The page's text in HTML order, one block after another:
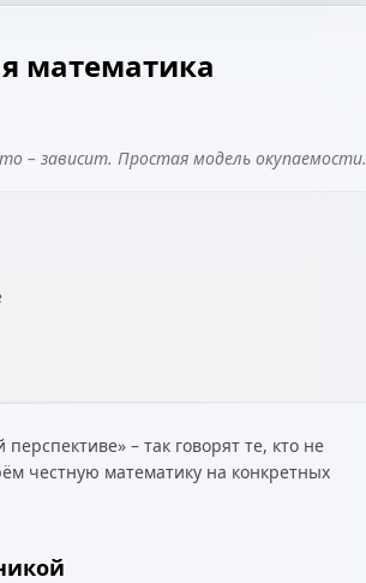
математика
– зависит. Простая модель окупаемости.
– так говорят те, кто не
честную математику на конкретных